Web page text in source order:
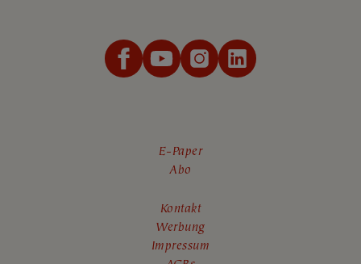
E-Paper
Abo
Kontakt
Werbung
Impressum